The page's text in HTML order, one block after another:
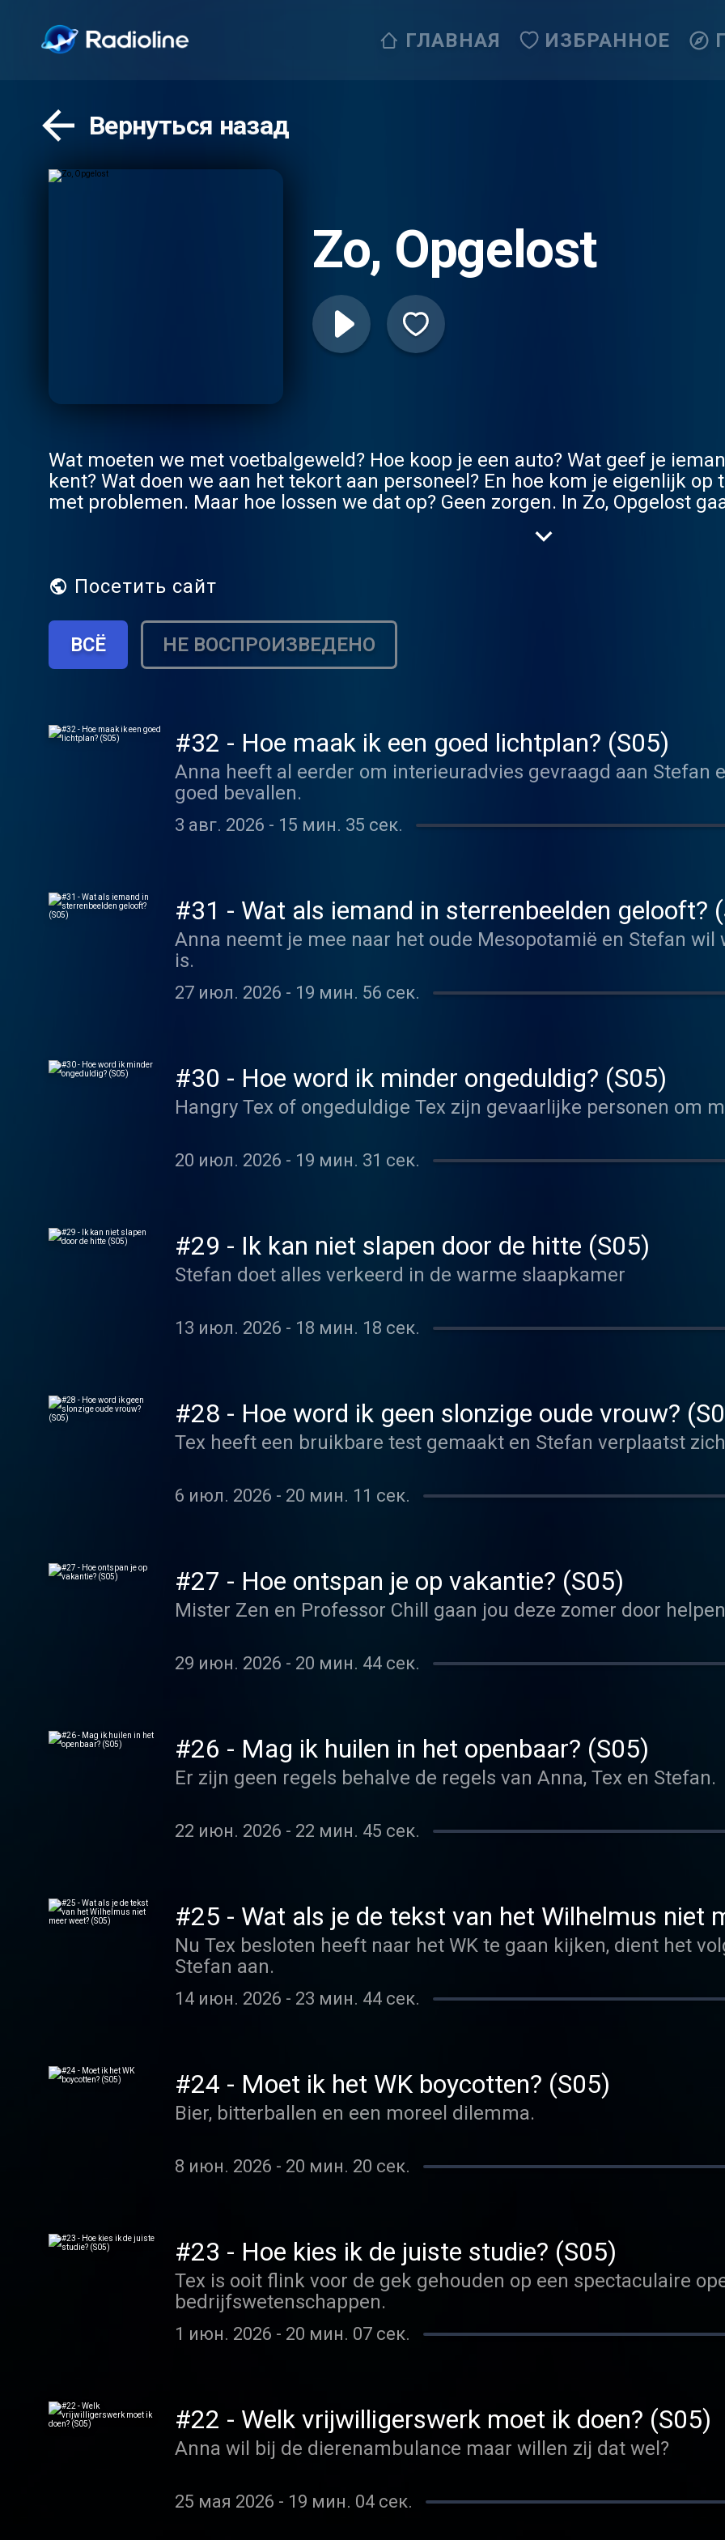
ГЛАВНАЯ ИЗБРАННОЕ
Вернуться назад
Zo, Opgelost
Wat moeten we met voetbalgeweld? Hoe koop je een auto? Wat geef je
kent? Wat doen we aan het tekort aan personeel? En hoe kom je eigenlijk op
met problemen. Maar hoe lossen we dat op? Geen zorgen. In Zo, Opgelost
onderwerpen te lijf en lossen het voor je op. Elke maandag en vrijdag hoor
en Stefan twee uitzendingen live op vanuit Droog in Amsterdam. Kom langs
https://www.droog.com/event/zo-opgelost/ Heb jij een probleem dat je graag opgelost zou zien?
Stuur ons een dm via @zo_opgelost of een maitje naar podcast@kro-
binnenkort een probleem armer! Jingle: Bovenburen (@bovenburen)
Посетить сайт
ВСЁ НЕ ВОСПРОИЗВЕДЕНО
#32 - Hoe maak ik een goed lichtplan? (S05)
Anna heeft al eerder om interieuradvies gevraagd aan Stefan
goed bevallen.
3 авг. 2026 - 15 мин. 35 сек.
#31 - Wat als iemand in sterrenbeelden gelooft?
Anna neemt je mee naar het oude Mesopotamië en Stefan wil
is.
27 июл. 2026 - 19 мин. 56 сек.
#30 - Hoe word ik minder ongeduldig? (S05)
Hangry Tex of ongeduldige Tex zijn gevaarlijke personen om
20 июл. 2026 - 19 мин. 31 сек.
#29 - Ik kan niet slapen door de hitte (S05)
Stefan doet alles verkeerd in de warme slaapkamer
13 июл. 2026 - 18 мин. 18 сек.
#28 - Hoe word ik geen slonzige oude vrouw?
Tex heeft een bruikbare test gemaakt en Stefan verplaatst
6 июл. 2026 - 20 мин. 11 сек.
#27 - Hoe ontspan je op vakantie? (S05)
Mister Zen en Professor Chill gaan jou deze zomer door
29 июн. 2026 - 20 мин. 44 сек.
#26 - Mag ik huilen in het openbaar? (S05)
Er zijn geen regels behalve de regels van Anna, Tex en Stefan.
22 июн. 2026 - 22 мин. 45 сек.
#25 - Wat als je de tekst van het Wilhelmus niet
Nu Tex besloten heeft naar het WK te gaan kijken, dient het
Stefan aan.
14 июн. 2026 - 23 мин. 44 сек.
#24 - Moet ik het WK boycotten? (S05)
Bier, bitterballen en een moreel dilemma.
8 июн. 2026 - 20 мин. 20 сек.
#23 - Hoe kies ik de juiste studie? (S05)
Tex is ooit flink voor de gek gehouden op een spectaculaire
bedrijfswetenschappen.
1 июн. 2026 - 20 мин. 07 сек.
#22 - Welk vrijwilligerswerk moet ik doen? (S05)
Anna wil bij de dierenambulance maar willen zij dat wel?
25 мая 2026 - 19 мин. 04 сек.